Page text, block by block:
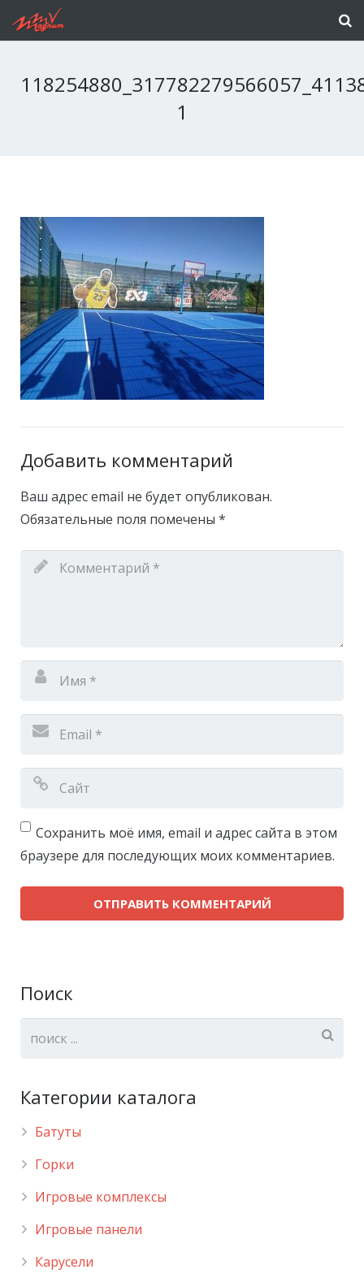
1
Добавить комментарий
Ваш адрес email не будет опубликован.
Обязательные поля помечены *
Сохранить моё имя, email и адрес сайта в этом
браузере для последующих моих комментариев.
Поиск
Категории каталога
Батуты
Горки
Игровые комплексы
Игровые панели
Карусели